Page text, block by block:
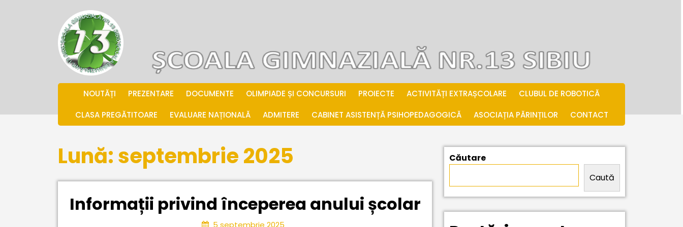
. NOUTĂȚI PREZENTARE DOCUMENTE OLIMPIADE ȘI CONCURSURI PROIECTE ACTIVITĂȚI EXTRAȘCOLARE
CLUBUL DE ROBOTICĂ
CLASA PREGĂTITOARE
EVALUARE NAȚIONALĂ ADMITERE CABINET ASISTENȚĂ PSIHOPEDAGOGICĂ ASOCIAȚIA PĂRINȚILOR CONTACT
Lună:septembrie 2025
Informații privind începerea anului școlarInformații
5 septembrie 20255
Căutare
Caută